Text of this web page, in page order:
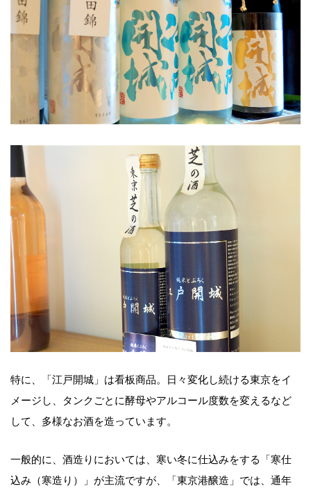
特に、「江戸開城」は看板商品。日々変化し続ける東京をイ
メージし、タンクごとに酵母やアルコール度数を変えるなど
して、多様なお酒を造っています。
一般的に、酒造りにおいては、寒い冬に仕込みをする「寒仕
込み（寒造り）」が主流ですが、「東京港醸造」では、通年